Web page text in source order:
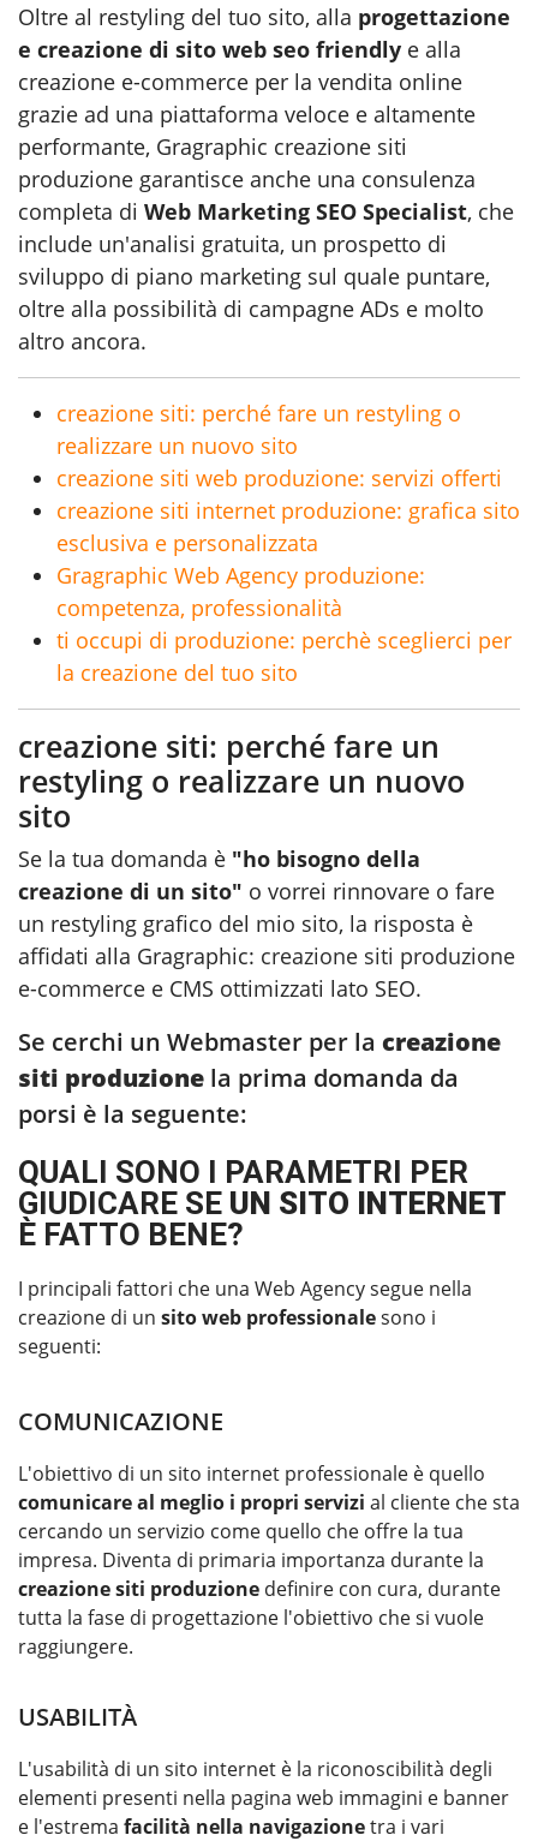
Oltre al restyling del tuo sito, alla progettazione
e creazione di sito web seo friendly e alla
creazione e-commerce per la vendita online
grazie ad una piattaforma veloce e altamente
performante, Gragraphic creazione siti
produzione garantisce anche una consulenza
completa di Web Marketing SEO Specialist, che
include un'analisi gratuita, un prospetto di
sviluppo di piano marketing sul quale puntare,
oltre alla possibilità di campagne ADs e molto
altro ancora.
creazione siti: perché fare un restyling o
realizzare un nuovo sito
creazione siti web produzione: servizi offerti
creazione siti internet produzione: grafica sito
esclusiva e personalizzata
Gragraphic Web Agency produzione:
competenza, professionalità
ti occupi di produzione: perchè sceglierci per
la creazione del tuo sito
creazione siti: perché fare un
restyling o realizzare un nuovo
sito
Se la tua domanda è "ho bisogno della
creazione di un sito" o vorrei rinnovare o fare
un restyling grafico del mio sito, la risposta è
affidati alla Gragraphic: creazione siti produzione
e-commerce e CMS ottimizzati lato SEO.
Se cerchi un Webmaster per la creazione
siti produzione la prima domanda da
porsi è la seguente:
QUALI SONO I PARAMETRI PER
GIUDICARE SE UN SITO INTERNET
È FATTO BENE?
I principali fattori che una Web Agency segue nella
creazione di un sito web professionalesono i
seguenti:
COMUNICAZIONE
L'obiettivo di un sito internet professionale è quello
comunicare al meglio i propri servizi al cliente che sta
cercando un servizio come quello che offre la tua
impresa. Diventa di primaria importanza durante la
creazione siti produzione definire con cura, durante
tutta la fase di progettazione l'obiettivo che si vuole
raggiungere.
USABILITÀ
L'usabilità di un sito internet è la riconoscibilità degli
elementi presenti nella pagina web immagini e banner
e l'estrema facilità nella navigazionetra i vari